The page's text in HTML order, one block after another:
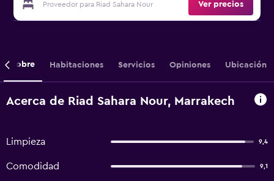
Proveedor para Riad Sahara Nour Ver precios
Sobre Habitaciones Servicios Opiniones Ubicación
Acerca de Riad Sahara Nour, Marrakech
Limpieza 9,4
Comodidad 9,1